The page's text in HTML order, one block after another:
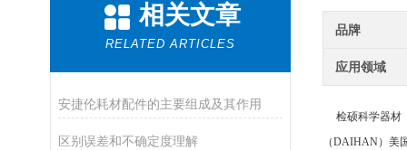
相关文章
RELATED ARTICLES
安捷伦耗材配件的主要组成及其作用
区别误差和不确定度理解
品牌
应用领域
检硕科学器材
（DAIHAN）美